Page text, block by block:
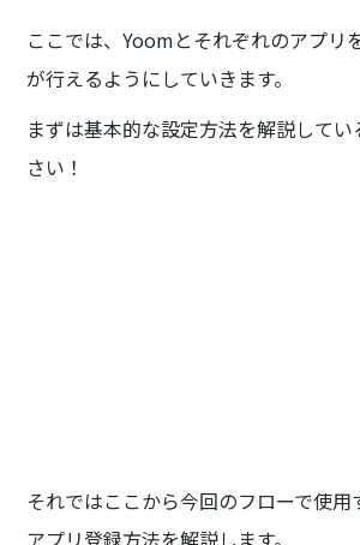
ここでは、Yoomとそれぞれのアプリ
が行えるようにしていきます。
まずは基本的な設定方法を解説して
さい！
それではここから今回のフローで使用